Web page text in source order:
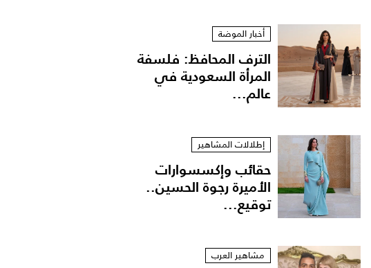
أخبار الموضة
الترف المحافظ: فلسفة
المرأة السعودية في
عالم...
إطلالات المشاهير
حقائب وإكسسوارات
الأميرة رجوة الحسين..
توقيع...
مشاهير العرب